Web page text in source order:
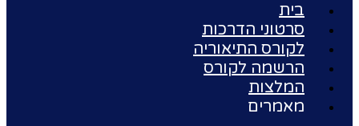
בית
סרטוני הדרכות
לקורס התיאוריה
הרשמה לקורס
המלצות
מאמרים